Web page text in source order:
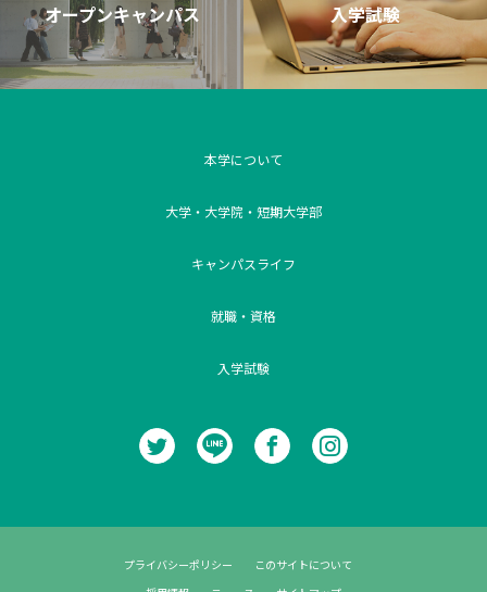
オープンキャンパス 入学試験
本学について
大学・大学院・短期大学部
キャンパスライフ
就職・資格
入学試験
プライバシーポリシー
このサイトについて